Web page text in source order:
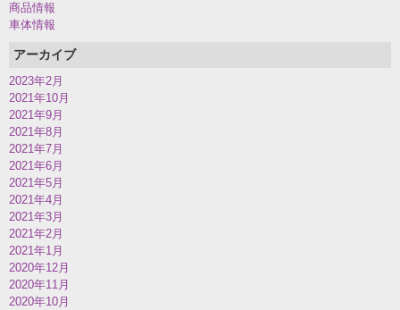
商品情報
車体情報
アーカイブ
2023年2月
2021年10月
2021年9月
2021年8月
2021年7月
2021年6月
2021年5月
2021年4月
2021年3月
2021年2月
2021年1月
2020年12月
2020年11月
2020年10月